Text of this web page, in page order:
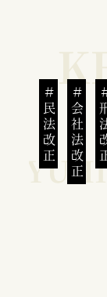
民法改正 会社法改正 刑